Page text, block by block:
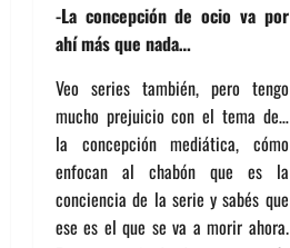
-La concepción de ocio va por
ahí más que nada…
Veo series también, pero tengo
mucho prejuicio con el tema de…
la concepción mediática, cómo
enfocan al chabón que es la
conciencia de la serie y sabés que
ese es el que se va a morir ahora.